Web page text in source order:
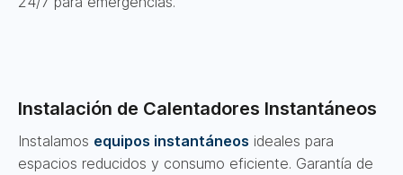
Instalación de Calentadores Instantáneos
Instalamos equipos instantáneos ideales para
espacios reducidos y consumo eficiente. Garantía de